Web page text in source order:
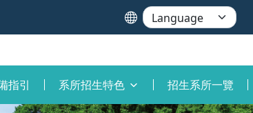
指引 系所招生特色 招生系所一覽